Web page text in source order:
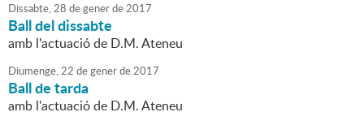
Dissabte,28 degenerde2017
Ball del dissabte
amb l'actuació de D.M. Ateneu
Diumenge,22 degenerde2017
Ball de tarda
amb l'actuació de D.M. Ateneu